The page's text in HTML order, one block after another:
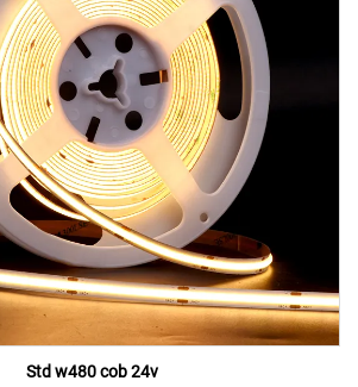
Std w480 cob 24v